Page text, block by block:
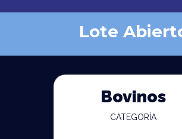
Lote
Bovinos
CATEGORÍA